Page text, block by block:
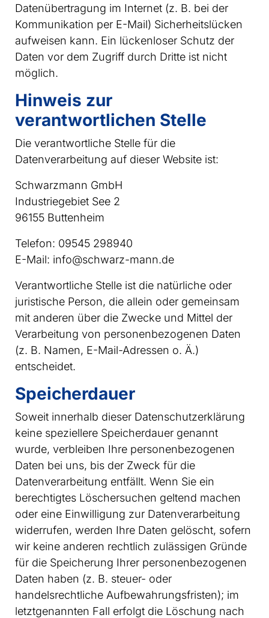
Datenübertragung im Internet (z. B. bei der
Kommunikation per E-Mail) Sicherheitslücken
aufweisen kann. Ein lückenloser Schutz der
Daten vor dem Zugriff durch Dritte ist nicht
möglich.
Hinweis zur
verantwortlichen Stelle
Die verantwortliche Stelle für die
Datenverarbeitung auf dieser Website ist:
Schwarzmann GmbH
Industriegebiet See 2
96155 Buttenheim
Telefon: 09545 298940
E-Mail: info@schwarz-mann.de
Verantwortliche Stelle ist die natürliche oder
juristische Person, die allein oder gemeinsam
mit anderen über die Zwecke und Mittel der
Verarbeitung von personenbezogenen Daten
(z. B. Namen, E-Mail-Adressen o. Ä.)
entscheidet.
Speicherdauer
Soweit innerhalb dieser Datenschutzerklärung
keine speziellere Speicherdauer genannt
wurde, verbleiben Ihre personenbezogenen
Daten bei uns, bis der Zweck für die
Datenverarbeitung entfällt. Wenn Sie ein
berechtigtes Löschersuchen geltend machen
oder eine Einwilligung zur Datenverarbeitung
widerrufen, werden Ihre Daten gelöscht, sofern
wir keine anderen rechtlich zulässigen Gründe
für die Speicherung Ihrer personenbezogenen
Daten haben (z. B. steuer- oder
handelsrechtliche Aufbewahrungsfristen); im
letztgenannten Fall erfolgt die Löschung nach